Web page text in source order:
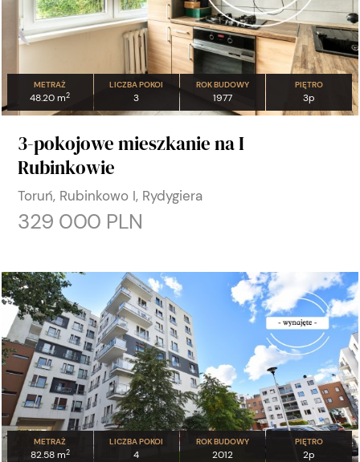
METRAŻ
48.20 m2
LICZBA POKOI
3
ROK BUDOWY
1977
PIĘTRO
3p
3-pokojowe mieszkanie na I
Rubinkowie
Toruń, Rubinkowo I, Rydygiera
329 000 PLN
METRAŻ
82.58 m2
LICZBA POKOI
4
ROK BUDOWY
2012
PIĘTRO
2p